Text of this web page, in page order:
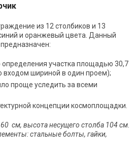
из 12 столбиков и 13
и оранжевый цвета. Данный
определения участка площадью 30,7
входом шириной в один проем);
проще уследить за всеми
концепции космоплощадки.
см, высота несущего столба 104 см.
стальные болты, гайки,